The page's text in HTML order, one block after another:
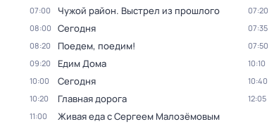
07:00 Чужой район. Выстрел из прошлого
08:00 Сегодня
08:20 Поедем, поедим!
09:20 Едим Дома
10:00 Сегодня
10:20 Главная дорога
11:00 Живая еда с Сергеем Малозёмовым
07:20
07:35
07:50
10:10
10:40
12:05